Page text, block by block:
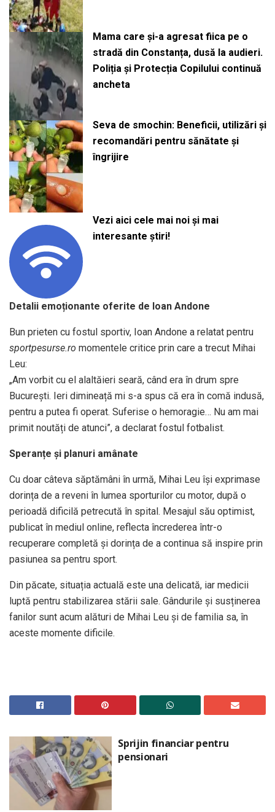
Mama care și-a agresat fiica pe o
stradă din Constanța, dusă la audieri.
Poliția și Protecția Copilului continuă
ancheta
Seva de smochin: Beneficii, utilizări și
recomandări pentru sănătate și
îngrijire
Vezi aici cele mai noi și mai
interesante știri!
Detalii emoționante oferite de Ioan Andone
Bun prieten cu fostul sportiv, Ioan Andone a relatat pentru
sportpesurse.ro momentele critice prin care a trecut Mihai
Leu:
„Am vorbit cu el alaltăieri seară, când era în drum spre
București. Ieri dimineață mi s-a spus că era în comă indusă,
pentru a putea fi operat. Suferise o hemoragie… Nu am mai
primit noutăți de atunci”, a declarat fostul fotbalist.
Speranțe și planuri amânate
Cu doar câteva săptămâni în urmă, Mihai Leu își exprimase
dorința de a reveni în lumea sporturilor cu motor, după o
perioadă dificilă petrecută în spital. Mesajul său optimist,
publicat în mediul online, reflecta încrederea într-o
recuperare completă și dorința de a continua să inspire prin
pasiunea sa pentru sport.
Din păcate, situația actuală este una delicată, iar medicii
luptă pentru stabilizarea stării sale. Gândurile și susținerea
fanilor sunt acum alături de Mihai Leu și de familia sa, în
aceste momente dificile.
Sprijin financiar pentru
pensionari